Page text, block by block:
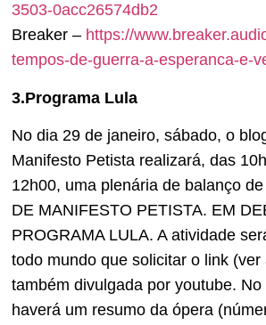
3503-0acc26574db2
Breaker – https://
tempos-de-guerra-a-esperanca-e-
3.Programa Lula
No dia 29 de janeiro, sábado, o
Manifesto Petista realizará, das
12h00, uma plenária de balanço de
DE MANIFESTO PETISTA. EM
PROGRAMA LULA. A atividade
todo mundo que solicitar o link (ver
também divulgada por youtube. No
haverá um resumo da ópera